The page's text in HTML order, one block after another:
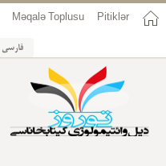
Pitiklər
Məqalə Toplusu
فارسی